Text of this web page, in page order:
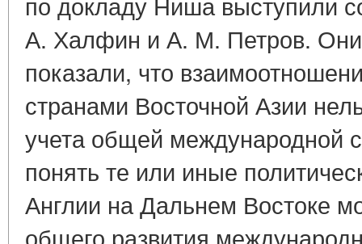
А. Халфин и А. М. Петров. Они
показали, что
странами Восточной Азии
учета общей международной
понять те или иные
Англии на Дальнем Востоке
общего развития